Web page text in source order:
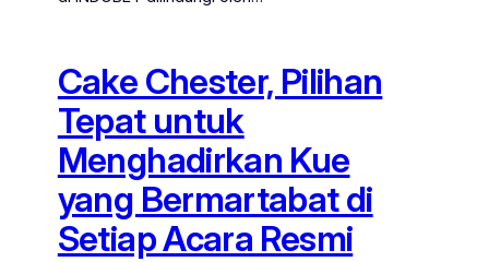
Cake Chester, Pilihan
Tepat untuk
Menghadirkan Kue
yang Bermartabat di
Setiap Acara Resmi